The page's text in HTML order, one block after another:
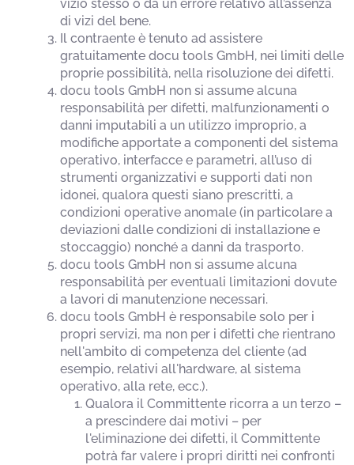
vizio stesso o da un errore relativo all’assenza
di vizi del bene.
Il contraente è tenuto ad assistere
gratuitamente docu tools GmbH, nei limiti delle
proprie possibilità, nella risoluzione dei difetti.
docu tools GmbH non si assume alcuna
responsabilità per difetti, malfunzionamenti o
danni imputabili a un utilizzo improprio, a
modifiche apportate a componenti del sistema
operativo, interfacce e parametri, all’uso di
strumenti organizzativi e supporti dati non
idonei, qualora questi siano prescritti, a
condizioni operative anomale (in particolare a
deviazioni dalle condizioni di installazione e
stoccaggio) nonché a danni da trasporto.
docu tools GmbH non si assume alcuna
responsabilità per eventuali limitazioni dovute
a lavori di manutenzione necessari.
docu tools GmbH è responsabile solo per i
propri servizi, ma non per i difetti che rientrano
nell'ambito di competenza del cliente (ad
esempio, relativi all'hardware, al sistema
operativo, alla rete, ecc.).
Qualora il Committente ricorra a un terzo –
a prescindere dai motivi – per
l'eliminazione dei difetti, il Committente
potrà far valere i propri diritti nei confronti